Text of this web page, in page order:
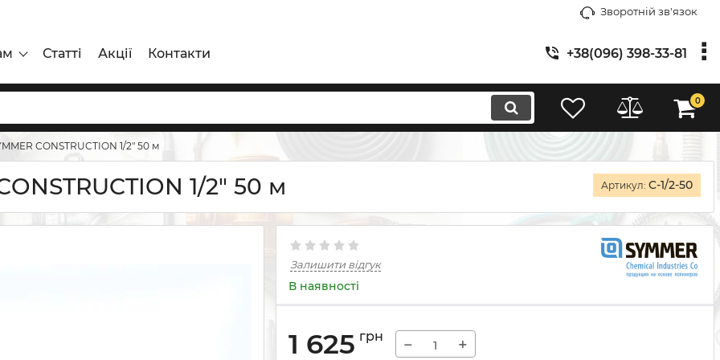
Зворотній зв'язок
Статті Акції Контакти +38(096) 398-33-81
0
CONSTRUCTION 1/2" 50 м
1/2" 50 м Артикул: C-1/2-50
Залишити відгук
В наявності
1 625 грн − +